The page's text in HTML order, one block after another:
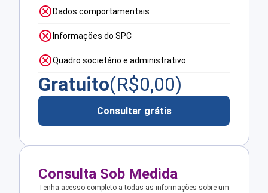
Dados comportamentais
Informações do SPC
Quadro societário e administrativo
Gratuito(R$0,00)
Consultar grátis
Consulta Sob Medida
Tenha acesso completo a todas as informações sobre um